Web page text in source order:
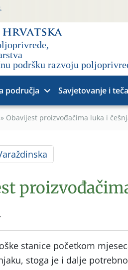
područja Savjetovanje i
» Obavijest proizvođačima luka i
stanice početkom
stoga je i dalje